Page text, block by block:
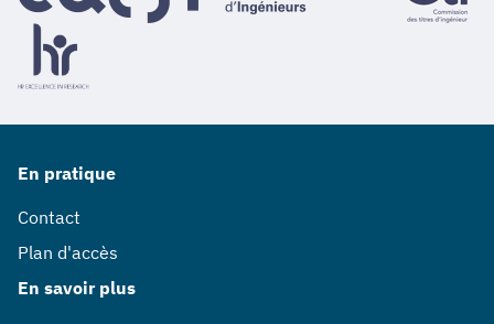
En pratique
Contact
Plan d'accès
En savoir plus